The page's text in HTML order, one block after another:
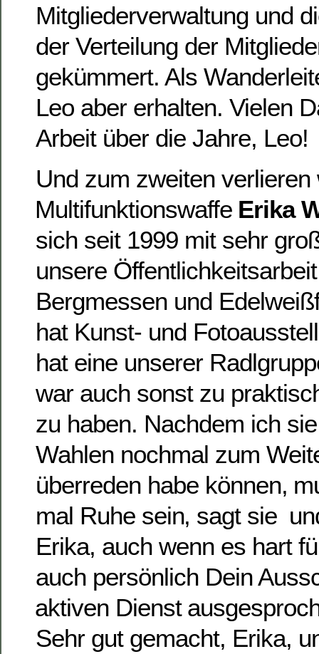
Mitgliederverwaltung und
der Verteilung der
gekümmert. Als
Leo aber erhalten. Vielen
Arbeit über die Jahre, Leo!
Und zum zweiten verlieren
Multifunktionswaffe Erika
sich seit 1999 mit sehr
unsere
Bergmessen und
hat Kunst- und
hat eine unserer
war auch sonst zu
zu haben. Nachdem ich
Wahlen nochmal zum
überreden habe können,
mal Ruhe sein, sagt sie 
Erika, auch wenn es hart
auch persönlich Dein
aktiven Dienst
Sehr gut gemacht, Erika,